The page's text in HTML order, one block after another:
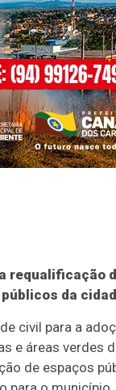
requalificação
da
civil para a
e áreas verdes
de espaços